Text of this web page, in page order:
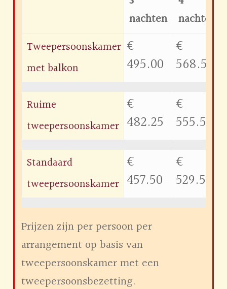
nachten
nachten
Tweepersoonskamer
met balkon
€
495.00
€
568.50
Ruime
tweepersoonskamer
€
482.25
€
555.50
Standaard
tweepersoonskamer
€
457.50
€
529.50
Prijzen zijn per persoon per
arrangement op basis van
tweepersoonskamer met een
tweepersoonsbezetting.